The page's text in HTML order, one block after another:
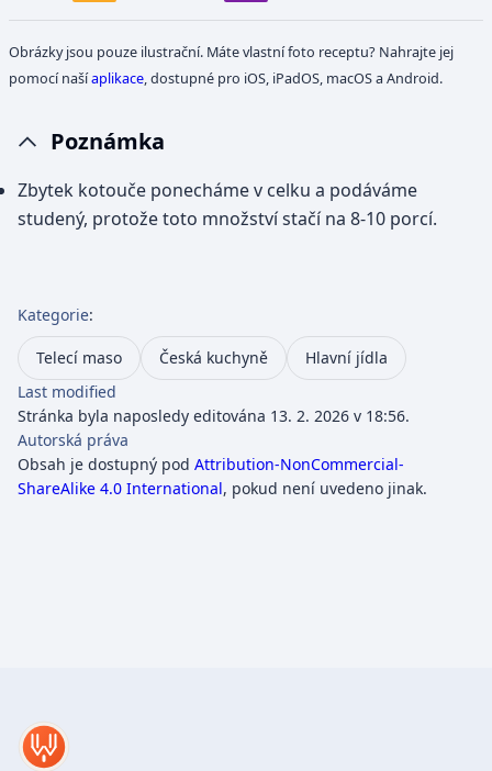
Obrázky jsou pouze ilustrační. Máte vlastní foto receptu? Nahrajte jej
pomocí našíaplikace, dostupné pro iOS, iPadOS, macOS a Android.
Poznámka
Zbytek kotouče ponecháme v celku a podáváme
studený, protože toto množství stačí na 8-10 porcí.
Kategorie:
Telecí maso Česká kuchyně
Hlavní jídla
Last modified
Stránka byla naposledy editována 13. 2. 2026 v 18:56.
Autorská práva
Obsah je dostupný pod Attribution-NonCommercial-
ShareAlike 4.0 International, pokud není uvedeno jinak.